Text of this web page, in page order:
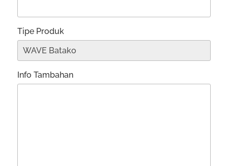
Tipe Produk
Info Tambahan